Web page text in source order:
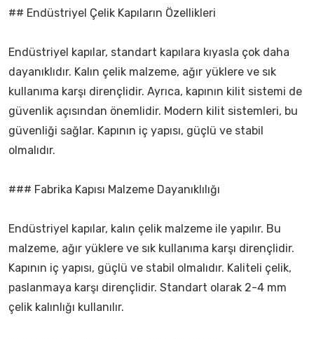
## Endüstriyel Çelik Kapıların Özellikleri
Endüstriyel kapılar, standart kapılara kıyasla çok daha
dayanıklıdır. Kalın çelik malzeme, ağır yüklere ve sık
kullanıma karşı dirençlidir. Ayrıca, kapının kilit sistemi de
güvenlik açısından önemlidir. Modern kilit sistemleri, bu
güvenliği sağlar. Kapının iç yapısı, güçlü ve stabil
olmalıdır.
### Fabrika Kapısı Malzeme Dayanıklılığı
Endüstriyel kapılar, kalın çelik malzeme ile yapılır. Bu
malzeme, ağır yüklere ve sık kullanıma karşı dirençlidir.
Kapının iç yapısı, güçlü ve stabil olmalıdır. Kaliteli çelik,
paslanmaya karşı dirençlidir. Standart olarak 2-4 mm
çelik kalınlığı kullanılır.